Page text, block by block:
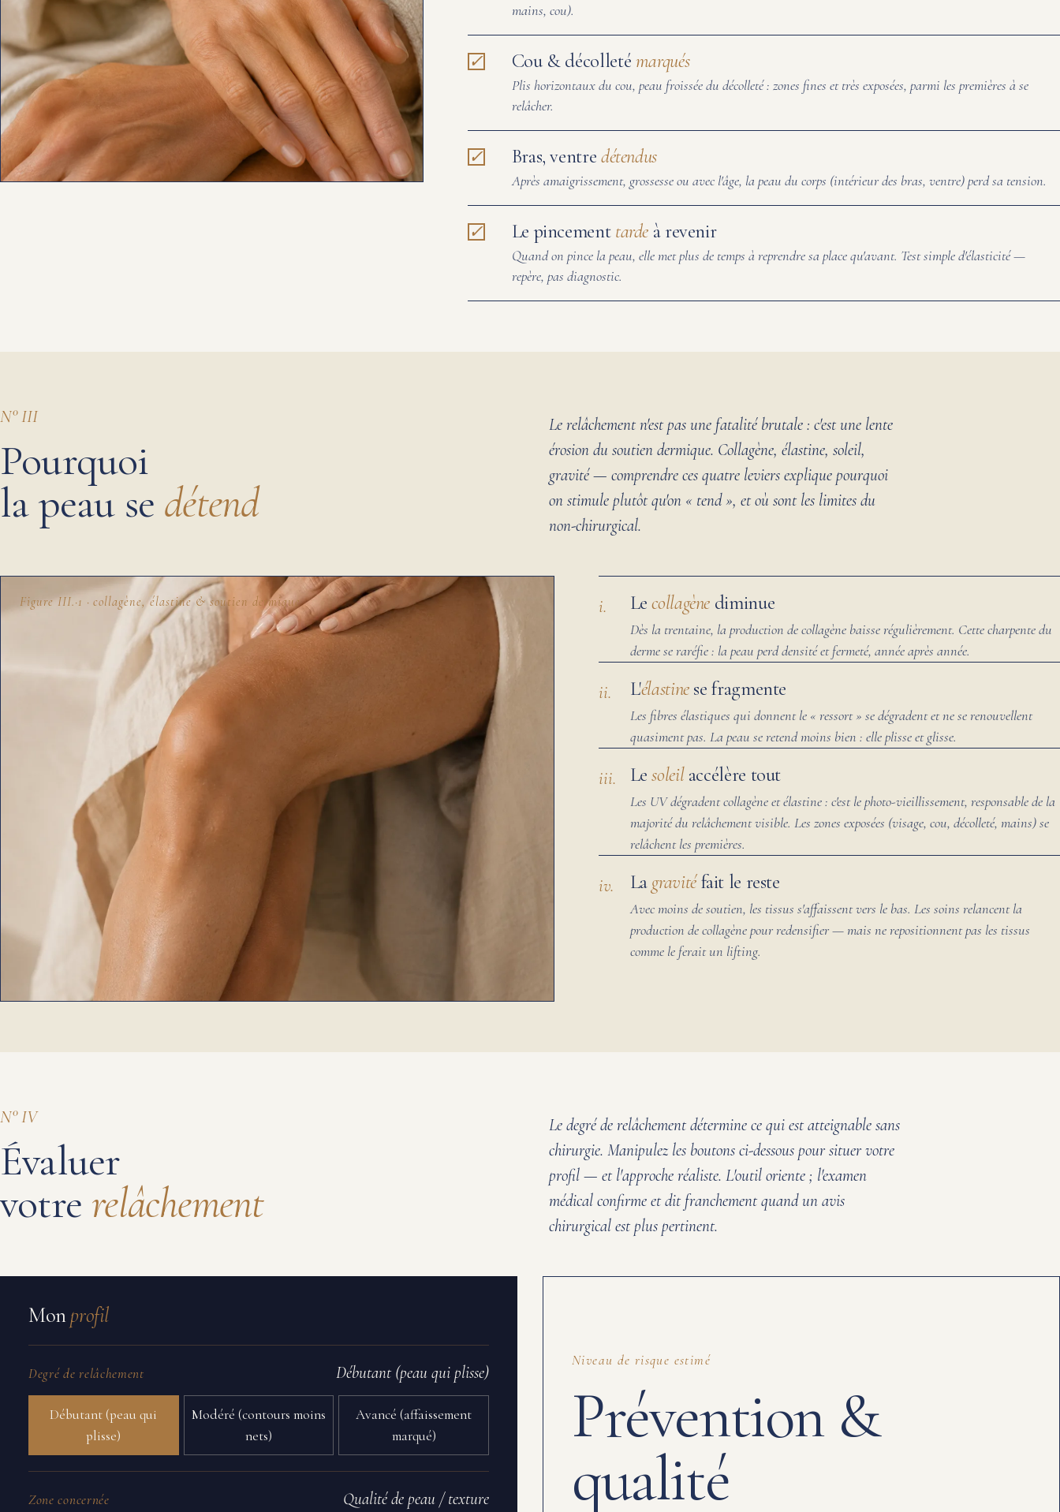
mains, cou).
Cou & décolleté marqués
Plis horizontaux du cou, peau froissée du décolleté : zones fines et très exposées, parmi les premières à se
relâcher.
Bras, ventre détendus
Après amaigrissement, grossesse ou avec l'âge, la peau du corps (intérieur des bras, ventre) perd sa tension.
Le pincement tarde à revenir
Quand on pince la peau, elle met plus de temps à reprendre sa place qu'avant. Test simple d'élasticité —
repère, pas diagnostic.
N° III
Pourquoi
la peau se détend
Le relâchement n'est pas une fatalité brutale : c'est une lente
érosion du soutien dermique. Collagène, élastine, soleil,
gravité — comprendre ces quatre leviers explique pourquoi
on stimule plutôt qu'on « tend », et où sont les limites du
non-chirurgical.
Figure III.·1 · collagène, élastine & soutien dermique i. Lecollagène diminue
Dès la trentaine, la production de collagène baisse régulièrement. Cette charpente du
derme se raréfie : la peau perd densité et fermeté, année après année.
ii. L'élastinese fragmente
Les fibres élastiques qui donnent le « ressort » se dégradent et ne se renouvellent
quasiment pas. La peau se retend moins bien : elle plisse et glisse.
iii. Lesoleilaccélère tout
Les UV dégradent collagène et élastine : c'est le photo-vieillissement, responsable de la
majorité du relâchement visible. Les zones exposées (visage, cou, décolleté, mains) se
relâchent les premières.
iv. La gravitéfait le reste
Avec moins de soutien, les tissus s'affaissent vers le bas. Les soins relancent la
production de collagène pour redensifier — mais ne repositionnent pas les tissus
comme le ferait un lifting.
N° IV
Évaluer
votre relâchement
Le degré de relâchement détermine ce qui est atteignable sans
chirurgie. Manipulez les boutons ci-dessous pour situer votre
profil — et l'approche réaliste. L'outil oriente ; l'examen
médical confirme et dit franchement quand un avis
chirurgical est plus pertinent.
Monprofil
Degré de relâchement Débutant (peau qui plisse)
Débutant (peau qui
plisse)
Modéré (contours moins
nets)
Avancé (affaissement
marqué)
Zone concernée Qualité de peau / texture
Niveau de risque estimé
Prévention &
qualité